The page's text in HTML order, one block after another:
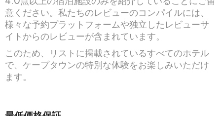
意ください。私たちのレビューのコンパイルには、
様々な予約プラットフォームや独立したレビューサ
イトからのレビューが含まれています。
このため、リストに掲載されているすべてのホテル
で、ケープタウンの特別な体験をお楽しみいただけ
ます。